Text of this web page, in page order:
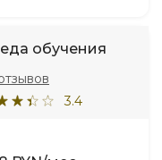
обучения
3.4